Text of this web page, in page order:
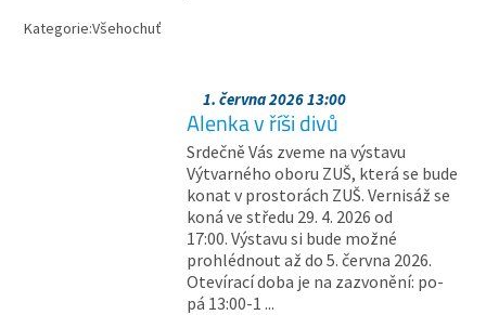
Kategorie:Všehochuť
1. června 2026 13:00
Alenka v říši divů
Srdečně Vás zveme na výstavu
Výtvarného oboru ZUŠ, která se bude
konat v prostorách ZUŠ. Vernisáž se
koná ve středu 29. 4. 2026 od
17:00. Výstavu si bude možné
prohlédnout až do 5. června 2026.
Otevírací doba je na zazvonění: po-
pá 13:00-1 ...